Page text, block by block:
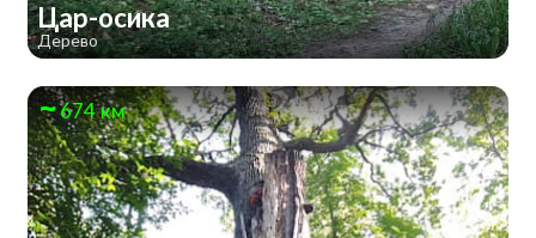
Цар-осика
Дерево
674 км